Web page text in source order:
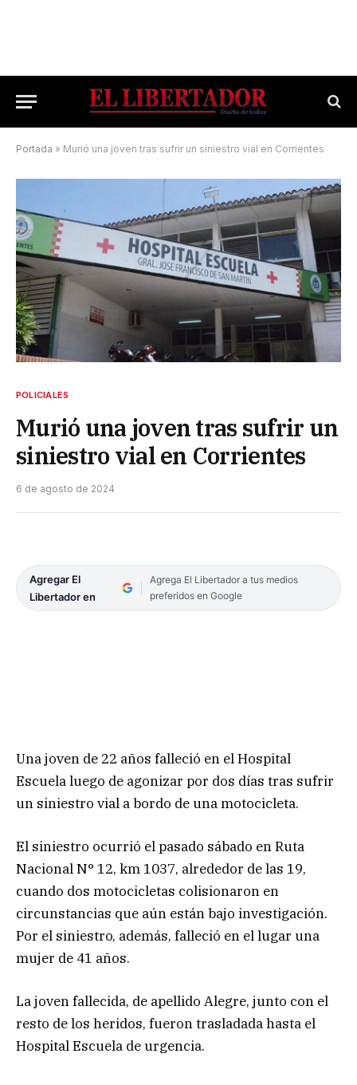
Portada » Murió una joven tras sufrir un siniestro vial en Corrientes
POLICIALES
Murió una joven tras sufrir un
siniestro vial en Corrientes
6 de agosto de 2024
Agregar El
Libertador en
Agrega El Libertador a tus medios
preferidos en Google
Una joven de 22 años falleció en el Hospital
Escuela luego de agonizar por dos días tras sufrir
un siniestro vial a bordo de una motocicleta.
El siniestro ocurrió el pasado sábado en Ruta
Nacional N° 12, km 1037, alrededor de las 19,
cuando dos motocicletas colisionaron en
circunstancias que aún están bajo investigación.
Por el siniestro, además, falleció en el lugar una
mujer de 41 años.
La joven fallecida, de apellido Alegre, junto con el
resto de los heridos, fueron trasladada hasta el
Hospital Escuela de urgencia.